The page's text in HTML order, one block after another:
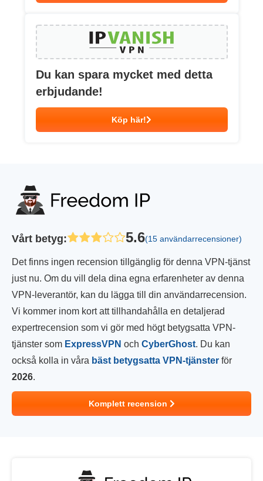
Du kan spara mycket med detta
erbjudande!
Köp här!
Vårt betyg: 5.6(15 användarrecensioner)
Det finns ingen recension tillgänglig för denna VPN-tjänst
just nu. Om du vill dela dina egna erfarenheter av denna
VPN-leverantör, kan du lägga till din användarrecension.
Vi kommer inom kort att tillhandahålla en detaljerad
expertrecension som vi gör med högt betygsatta VPN-
tjänster som ExpressVPN och CyberGhost. Du kan
också kolla in våra bäst betygsatta VPN-tjänster för
2026.
Komplett recension